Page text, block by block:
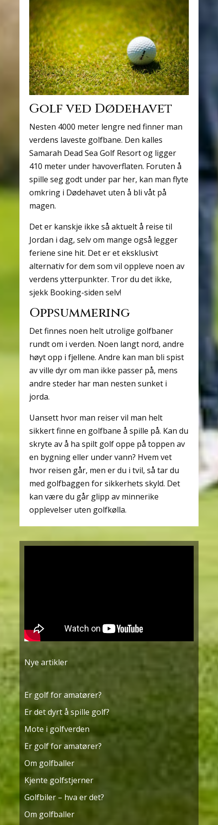
Golf ved Dødehavet
Nesten 4000 meter lengre ned finner man
verdens laveste golfbane. Den kalles
Samarah Dead Sea Golf Resort og ligger
410 meter under havoverflaten. Foruten å
spille seg godt under par her, kan man flyte
omkring i Dødehavet uten å bli våt på
magen.
Det er kanskje ikke så aktuelt å reise til
Jordan i dag, selv om mange også legger
feriene sine hit. Det er et eksklusivt
alternativ for dem som vil oppleve noen av
verdens ytterpunkter. Tror du det ikke,
sjekk Booking-siden selv!
Oppsummering
Det finnes noen helt utrolige golfbaner
rundt om i verden. Noen langt nord, andre
høyt opp i fjellene. Andre kan man bli spist
av ville dyr om man ikke passer på, mens
andre steder har man nesten sunket i
jorda.
Uansett hvor man reiser vil man helt
sikkert finne en golfbane å spille på. Kan du
skryte av å ha spilt golf oppe på toppen av
en bygning eller under vann? Hvem vet
hvor reisen går, men er du i tvil, så tar du
med golfbaggen for sikkerhets skyld. Det
kan være du går glipp av minnerike
opplevelser uten golfkølla.
Nye artikler
Er golf for amatører?
Er det dyrt å spille golf?
Mote i golfverden
Er golf for amatører?
Om golfballer
Kjente golfstjerner
Golfbiler – hva er det?
Om golfballer